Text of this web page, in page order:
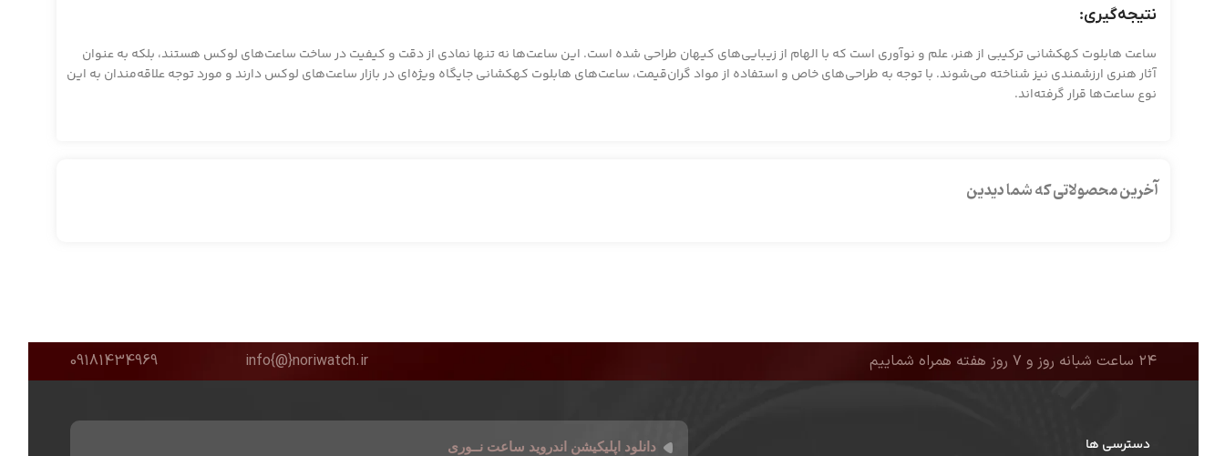
نتیجه‌گیری:
ساعت هابلوت کهکشانی ترکیبی از هنر، علم و نوآوری است که با الهام از زیبایی‌های کیهان طراحی شده است. این ساعت‌ها نه تنها نمادی از دقت و کیفیت در ساخت ساعت‌های لوکس هستند، بلکه به عنوان
آثار هنری ارزشمندی نیز شناخته می‌شوند. با توجه به طراحی‌های خاص و استفاده از مواد گران‌قیمت، ساعت‌های هابلوت کهکشانی جایگاه ویژه‌ای در بازار ساعت‌های لوکس دارند و مورد توجه علاقه‌مندان به این
نوع ساعت‌ها قرار گرفته‌اند.
آخرین محصولاتی که شما دیدین
۲۴ ساعت شبانه روز و ۷ روز هفته همراه شماییم info{@}noriwatch.ir
09181434969
دسترسی ها دانلود اپلیکیشن اندروید ساعت نــوری